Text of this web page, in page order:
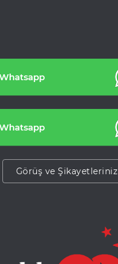
Görüş ve Şikayetleriniz